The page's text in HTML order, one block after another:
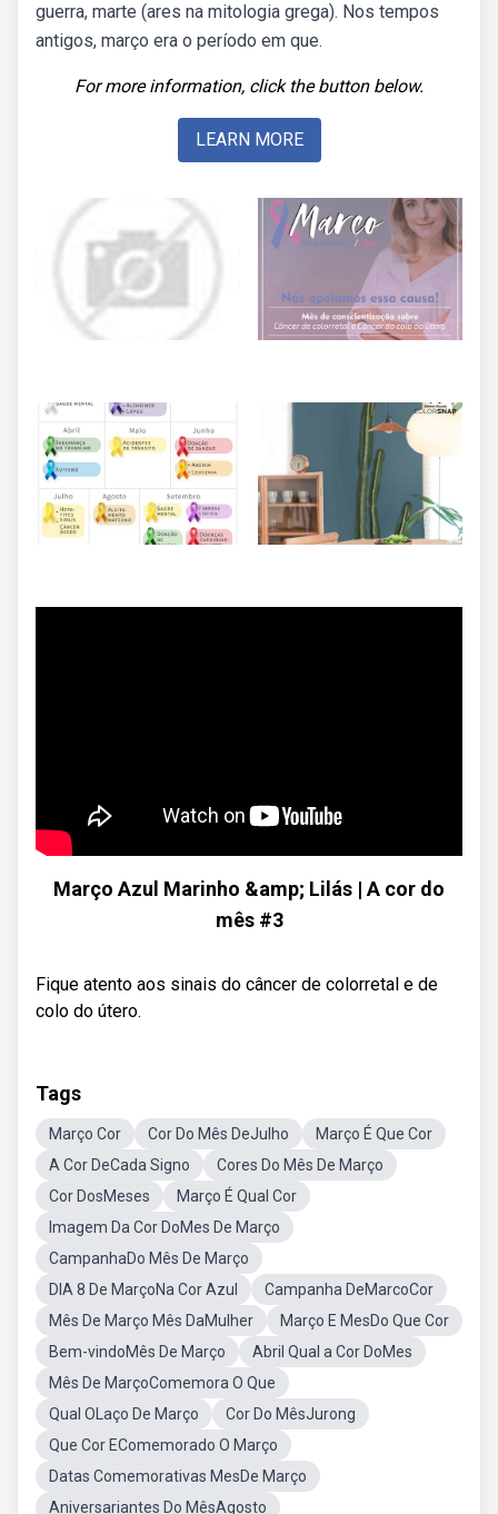
guerra, marte (ares na mitologia grega). Nos tempos
antigos, março era o período em que.
For more information, click the button below.
LEARN MORE
Março Azul Marinho &amp; Lilás | A cor do
mês #3
Fique atento aos sinais do câncer de colorretal e de
colo do útero.
Tags
Março Cor Cor Do Mês DeJulho
Março É Que Cor
A Cor DeCada Signo
Cores Do Mês De Março
Cor DosMeses
Março É Qual Cor
Imagem Da Cor DoMes De Março
CampanhaDo Mês De Março
DIA 8 De MarçoNa Cor Azul
Campanha DeMarcoCor
Mês De Março Mês DaMulher
Março E MesDo Que Cor
Bem-vindoMês De Março
Abril Qual a Cor DoMes
Mês De MarçoComemora O Que
Qual OLaço De Março
Cor Do MêsJurong
Que Cor EComemorado O Março
Datas Comemorativas MesDe Março
Aniversariantes Do MêsAgosto